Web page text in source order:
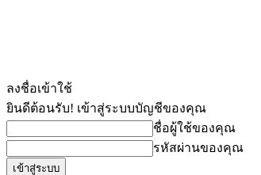
ลงชื่อเข้าใช้
ยินดีต้อนรับ! เข้าสู่ระบบบัญชีของคุณ
ชื่อผู้ใช้ของคุณ
รหัสผ่านของคุณ